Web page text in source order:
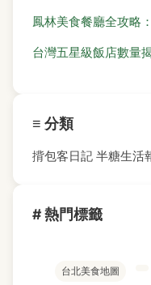
鳳林美食餐廳全攻略
台灣五星級飯店數量
≡ 分類
揹包客日記 半糖生活
# 熱門標籤
台北美食地圖